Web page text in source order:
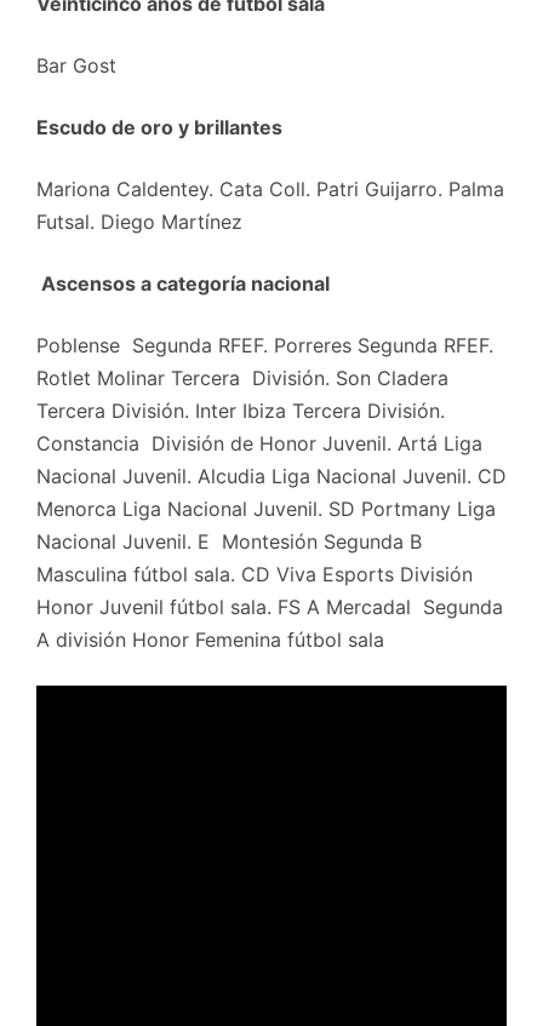
Bar Gost
Escudo de oro y brillantes
Mariona Caldentey. Cata Coll. Patri Guijarro. Palma
Futsal. Diego Martínez
Ascensos a categoría nacional
Poblense Segunda RFEF. Porreres Segunda RFEF.
Rotlet Molinar Tercera División. Son Cladera
Tercera División. Inter Ibiza Tercera División.
Constancia División de Honor Juvenil. Artá Liga
Nacional Juvenil. Alcudia Liga Nacional Juvenil. CD
Menorca Liga Nacional Juvenil. SD Portmany Liga
Nacional Juvenil. E Montesión Segunda B
Masculina fútbol sala. CD Viva Esports División
Honor Juvenil fútbol sala. FS A Mercadal Segunda
A división Honor Femenina fútbol sala